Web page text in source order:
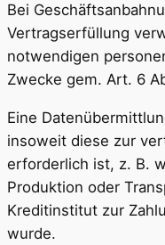
Bei
Vertragserfüllung
notwendigen
Zwecke gem. Art. 6
Eine
insoweit diese zur
erforderlich ist, z. B.
Produktion oder
Kreditinstitut zur
wurde.